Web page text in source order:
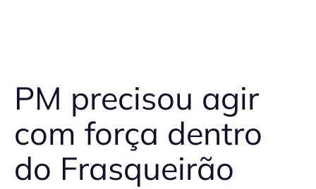
PM precisou agir
com força dentro
do Frasqueirão